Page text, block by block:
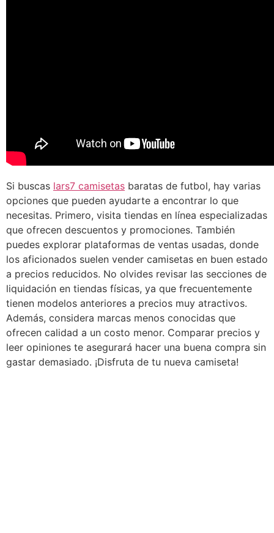
Si buscas lars7 camisetas baratas de futbol, hay varias
opciones que pueden ayudarte a encontrar lo que
necesitas. Primero, visita tiendas en línea especializadas
que ofrecen descuentos y promociones. También
puedes explorar plataformas de ventas usadas, donde
los aficionados suelen vender camisetas en buen estado
a precios reducidos. No olvides revisar las secciones de
liquidación en tiendas físicas, ya que frecuentemente
tienen modelos anteriores a precios muy atractivos.
Además, considera marcas menos conocidas que
ofrecen calidad a un costo menor. Comparar precios y
leer opiniones te asegurará hacer una buena compra sin
gastar demasiado. ¡Disfruta de tu nueva camiseta!